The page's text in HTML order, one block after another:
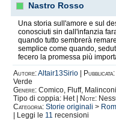
Nastro Rosso
Una storia sull'amore e sul
conosciuti sin dall'infanzia
quando tutto sembrerà
semplice come quando,
fecero la promessa più
Autore:Altair13Sirio Pubblicata:
Verde
Genere: Comico, Fluff,
Tipo di coppia: Het |
Note:
Categoria: Storie originali >
| Leggi le 11 recensioni